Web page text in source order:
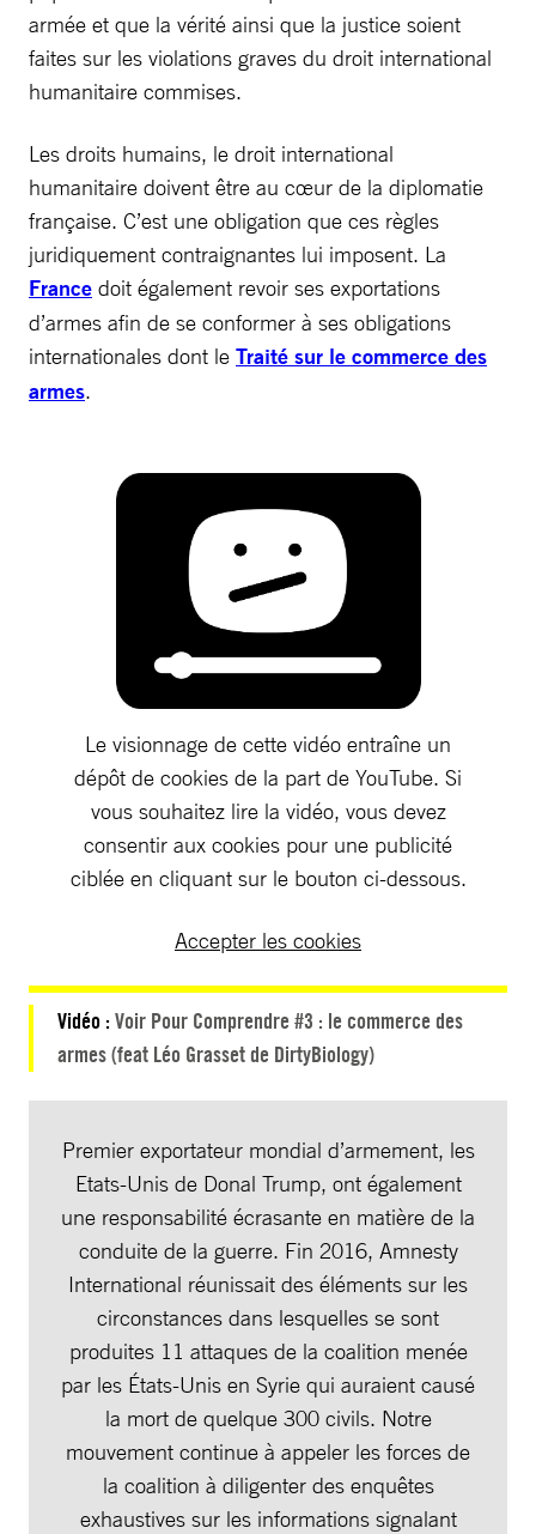
armée et que la vérité ainsi que la justice soient
faites sur les violations graves du droit international
humanitaire commises.
Les droits humains, le droit international
humanitaire doivent être au cœur de la diplomatie
française. C’est une obligation que ces règles
juridiquement contraignantes lui imposent. La
France doit également revoir ses exportations
d’armes afin de se conformer à ses obligations
internationales dont le Traité sur le commerce des
armes.
Le visionnage de cette vidéo entraîne un
dépôt de cookies de la part de YouTube. Si
vous souhaitez lire la vidéo, vous devez
consentir aux cookies pour une publicité
ciblée en cliquant sur le bouton ci-dessous.
Accepter les cookies
Vidéo : Voir Pour Comprendre #3 : le commerce des
armes (feat Léo Grasset de DirtyBiology)
Premier exportateur mondial d’armement, les
Etats-Unis de Donal Trump, ont également
une responsabilité écrasante en matière de la
conduite de la guerre. Fin 2016, Amnesty
International réunissait des éléments sur les
circonstances dans lesquelles se sont
produites 11 attaques de la coalition menée
par les États-Unis en Syrie qui auraient causé
la mort de quelque 300 civils. Notre
mouvement continue à appeler les forces de
la coalition à diligenter des enquêtes
exhaustives sur les informations signalant